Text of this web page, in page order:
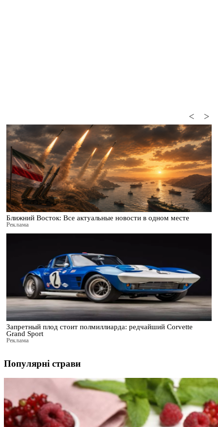
>
<
Ближний Восток: Все актуальные новости в одном месте
Реклама
Запретный плод стоит полмиллиарда: редчайший Corvette
Grand Sport
Реклама
Популярні страви